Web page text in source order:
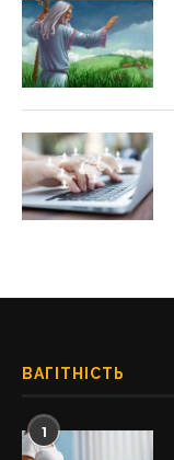
ВАГІТНІСТЬ
1